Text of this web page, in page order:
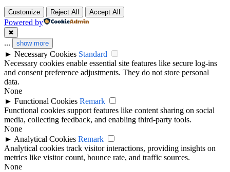
Customize Reject All Accept All
Powered by
✖
... show more
► Necessary Cookies Standard
Necessary cookies enable essential site features like secure log-ins
and consent preference adjustments. They do not store personal
data.
None
► Functional Cookies Remark
Functional cookies support features like content sharing on social
media, collecting feedback, and enabling third-party tools.
None
► Analytical Cookies Remark
Analytical cookies track visitor interactions, providing insights on
metrics like visitor count, bounce rate, and traffic sources.
None